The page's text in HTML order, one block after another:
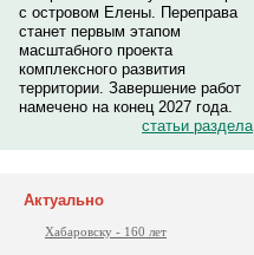
с островом Елены. Переправа
станет первым этапом
масштабного проекта
комплексного развития
территории. Завершение работ
намечено на конец 2027 года.
статьи раздела
Актуально
Хабаровску - 160 лет